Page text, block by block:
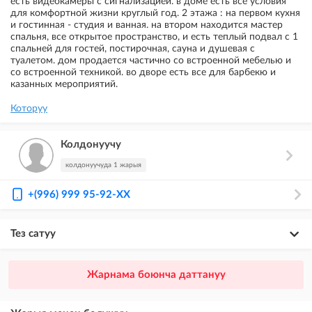
для комфортной жизни круглый год. 2 этажа : на первом кухня
и гостинная - студия и ванная. на втором находится мастер
спальня, все открытое пространство, и есть теплый подвал с 1
спальней для гостей, постирочная, сауна и душевая с
туалетом. дом продается частично со встроенной мебелью и
со встроенной техникой. во дворе есть все для барбекю и
казанных мероприятий.
Которуу
Колдонуучу
колдонуучуда 1 жарыя
+(996) 999 95-92-XX
Тез сатуу
VIP жарыялардын үстүнө жарыя жайгаштыруу + Instagramдагы акы
Жарнама боюнча даттануу